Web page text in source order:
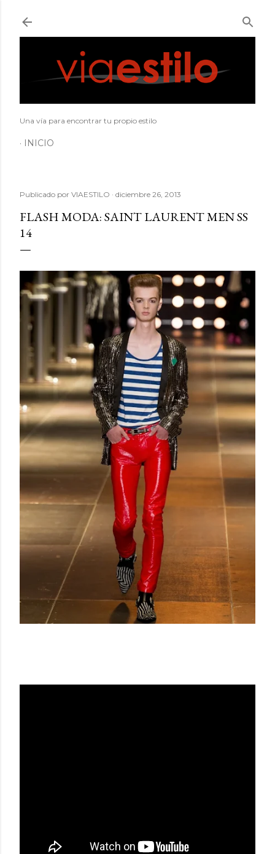
Una vía para encontrar tu propio estilo
INICIO
Publicado por VIAESTILO diciembre 26, 2013
FLASH MODA: SAINT LAURENT MEN SS
14